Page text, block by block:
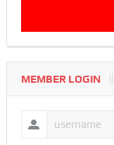
MEMBER LOGIN